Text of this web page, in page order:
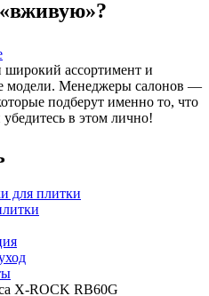
широкий ассортимент и
модели. Менеджеры салонов —
подберут именно то, что
в этом лично!
для плитки